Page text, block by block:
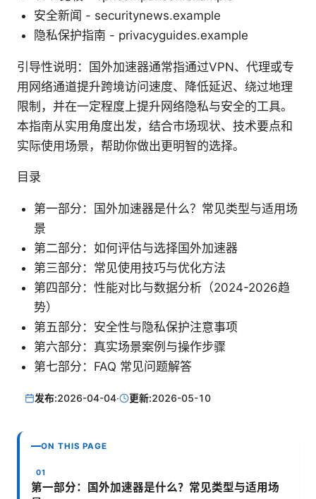
安全新闻 - securitynews.example
隐私保护指南 - privacyguides.example
引导性说明：国外加速器通常指通过VPN、代理或专
用网络通道提升跨境访问速度、降低延迟、绕过地理
限制，并在一定程度上提升网络隐私与安全的工具。
本指南从实用角度出发，结合市场现状、技术要点和
实际使用场景，帮助你做出更明智的选择。
目录
第一部分：国外加速器是什么？常见类型与适用场
景
第二部分：如何评估与选择国外加速器
第三部分：常见使用技巧与优化方法
第四部分：性能对比与数据分析（2024-2026趋
势）
第五部分：安全性与隐私保护注意事项
第六部分：真实场景案例与操作步骤
第七部分：FAQ 常见问题解答
发布:2026-04-04· 更新:2026-05-10
ON THIS PAGE
第一部分：国外加速器是什么？常见类型与适用场